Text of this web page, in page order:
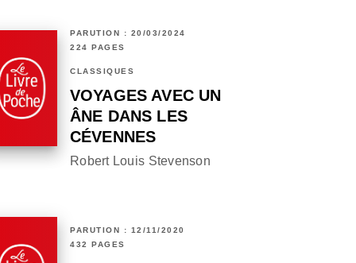
PARUTION : 20/03/2024
224 PAGES
CLASSIQUES
VOYAGES AVEC UN
ÂNE DANS LES
CÉVENNES
Robert Louis Stevenson
PARUTION : 12/11/2020
432 PAGES